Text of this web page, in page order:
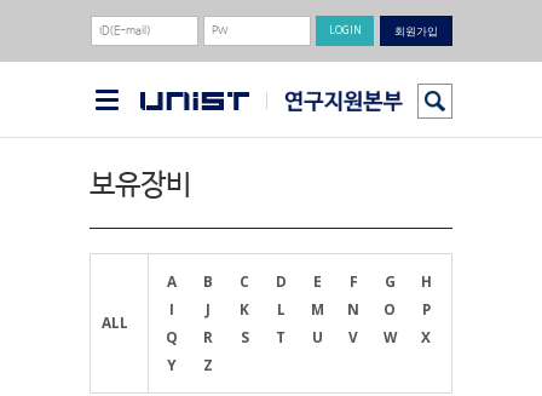
회원가입
보유장비
ALL
A B C D E F G
H
I
J K L M N O
P
Q
R S T U V W
X
Y
Z